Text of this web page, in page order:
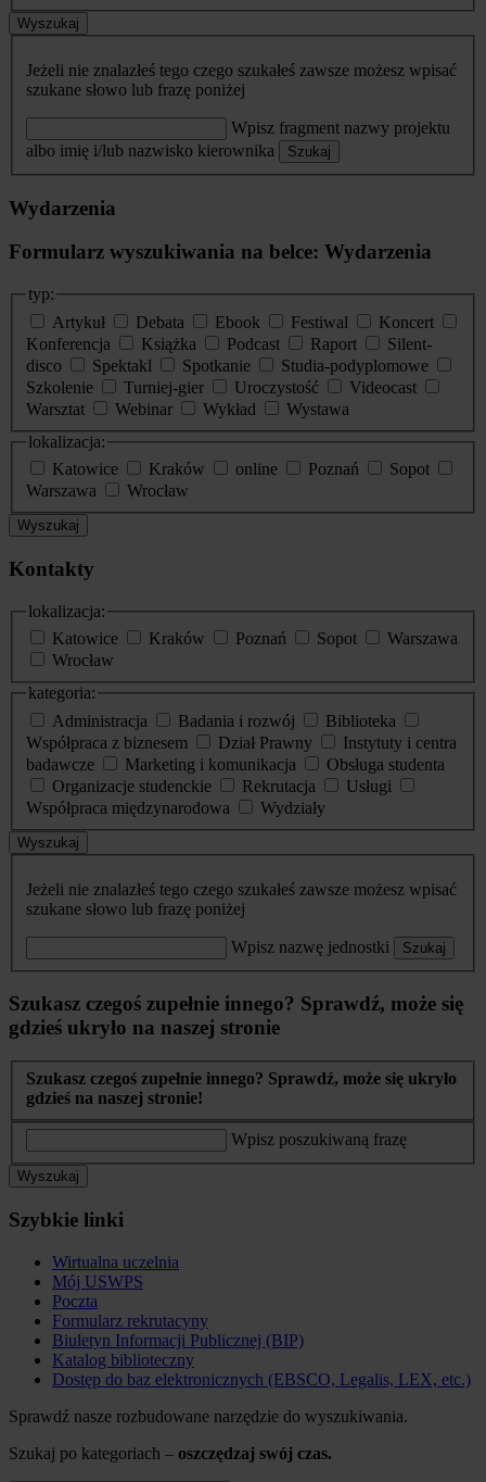
Wyszukaj
Jeżeli nie znalazłeś tego czego szukałeś zawsze możesz wpisać
szukane słowo lub frazę poniżej
Wpisz fragment nazwy projektu
albo imię i/lub nazwisko kierownika
Szukaj
Wydarzenia
Formularz wyszukiwania na belce: Wydarzenia
typ:
Artykuł
Debata Ebook Festiwal
Koncert
Konferencja
Książka Podcast Raport
Silent-
disco
Spektakl Spotkanie
Studia-podyplomowe
Szkolenie
Turniej-gier Uroczystość
Videocast
Warsztat
Webinar Wykład
Wystawa
lokalizacja:
Katowice
Kraków online Poznań
Sopot
Warszawa
Wrocław
Wyszukaj
Kontakty
lokalizacja:
Katowice
Kraków Poznań Sopot
Warszawa
Wrocław
kategoria:
Administracja
Badania i rozwój
Biblioteka
Współpraca z biznesem
Dział Prawny
Instytuty i centra
badawcze
Marketing i komunikacja
Obsługa studenta
Organizacje studenckie
Rekrutacja
Usługi
Współpraca międzynarodowa
Wydziały
Wyszukaj
Jeżeli nie znalazłeś tego czego szukałeś zawsze możesz wpisać
szukane słowo lub frazę poniżej
Wpisz nazwę jednostki Szukaj
Szukasz czegoś zupełnie innego? Sprawdź, może się
gdzieś ukryło na naszej stronie
Szukasz czegoś zupełnie innego? Sprawdź, może się ukryło
gdzieś na naszej stronie!
Wpisz poszukiwaną frazę
Wyszukaj
Szybkie linki
Wirtualna uczelnia
Mój USWPS
Poczta
Formularz rekrutacyny
Biuletyn Informacji Publicznej (BIP)
Katalog biblioteczny
Dostęp do baz elektronicznych (EBSCO, Legalis, LEX, etc.)
Sprawdź nasze rozbudowane narzędzie do wyszukiwania.
Szukaj po kategoriach – oszczędzaj swój czas.